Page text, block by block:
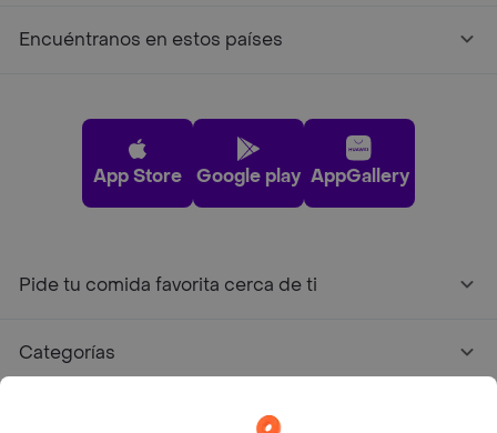
Encuéntranos en estos países
App Store Google play AppGallery
Pide tu comida favorita cerca de ti
Categorías